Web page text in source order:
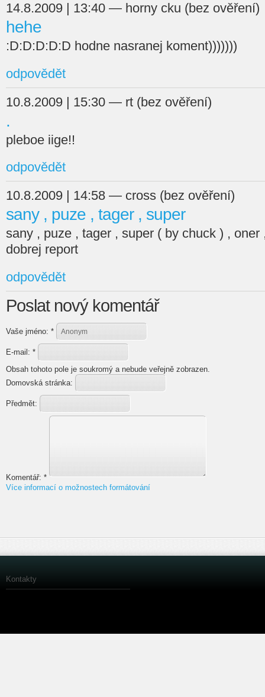
14.8.2009 | 13:40 — horny cku (bez ověření)
hehe
:D:D:D:D:D hodne nasranej koment)))))))
odpovědět
10.8.2009 | 15:30 — rt (bez ověření)
.
pleboe iige!!
odpovědět
10.8.2009 | 14:58 — cross (bez ověření)
sany , puze , tager , super
sany , puze , tager , super ( by chuck ) ,
dobrej report
odpovědět
Poslat nový komentář
Vaše jméno: *
E-mail: *
Obsah tohoto pole je soukromý a nebude veřejně zobrazen.
Domovská stránka:
Předmět:
Komentář: *
Více informací o možnostech formátování
Kontakty